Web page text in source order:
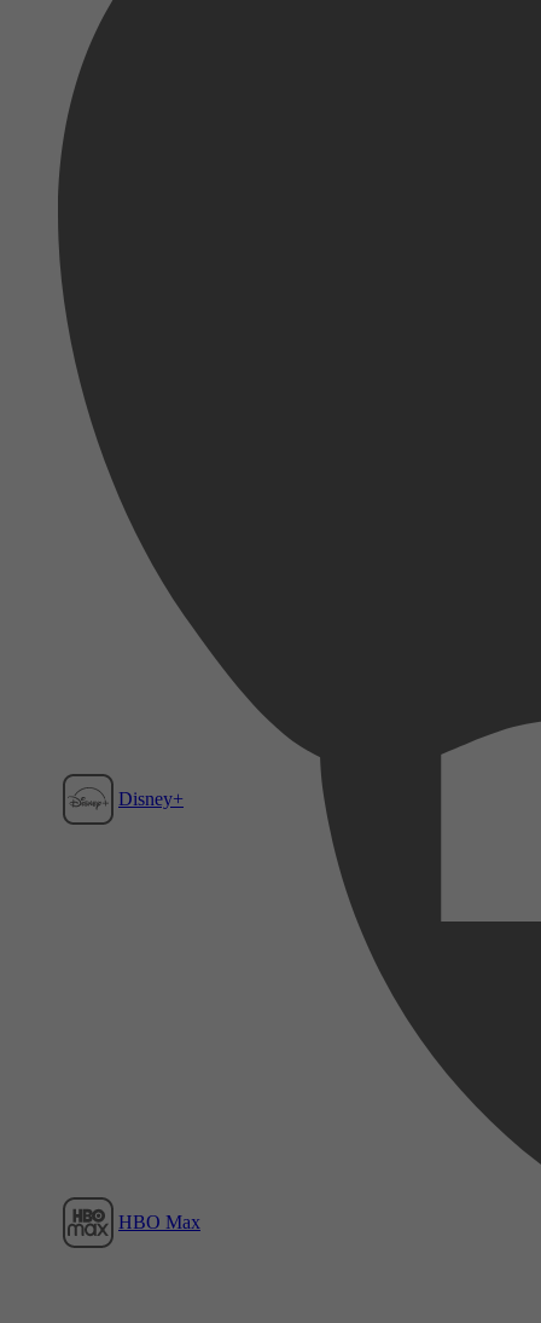
Disney+
HBO Max